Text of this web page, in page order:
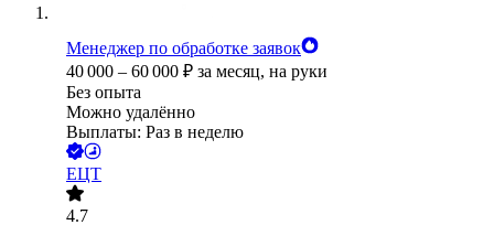
Менеджер по обработке заявок
40 000 – 60 000 ₽ за месяц, на руки
Без опыта
Можно удалённо
Выплаты: Раз в неделю
ЕЦТ
4.7